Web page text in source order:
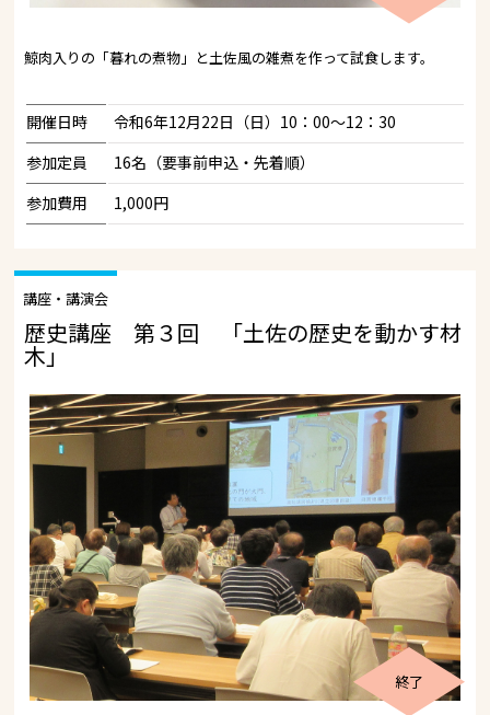
鯨肉入りの「暮れの煮物」と土佐風の雑煮を作って試食します。
開催日時
令和6年12月22日（日）10：00～12：30
参加定員
16名（要事前申込・先着順）
参加費用
1,000円
講座・講演会
歴史講座 第３回 「土佐の歴史を動かす材
木」
終了